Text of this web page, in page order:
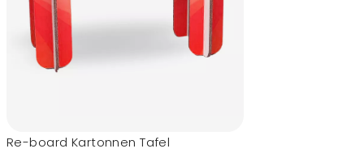
Re-board Kartonnen Tafel